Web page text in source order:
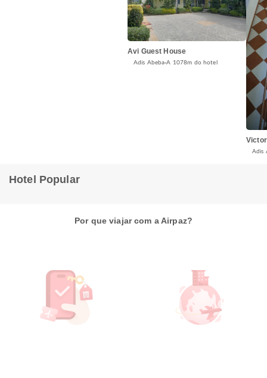
Avi Guest House
Adis Abeba A 1078m do hotel
Adis
Hotel Popular
Por que viajar com a Airpaz?